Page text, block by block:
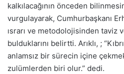
kalkılacağının önceden
vurgulayarak, Cumhurbaşkanı
ısrarı ve metodolojisinden taviz
bulduklarını belirtti. Arıklı, ;
anlamsız bir sürecin içine
zulümlerden biri olur.” dedi.